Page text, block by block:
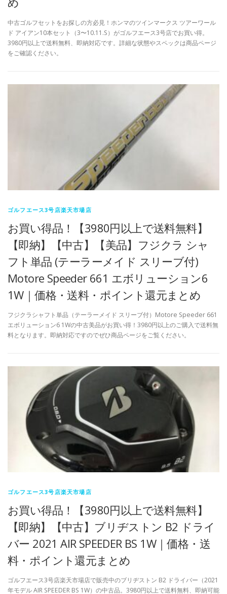
中古ゴルフセットをお探しの方必見！ホンマのツインマークス ツアーワール
ド アイアン10本セット（3〜10.11.S）がゴルフエース3号店でお買い得。
3980円以上で送料無料、即納対応です。詳細な状態やスペックは商品ページ
をご確認ください。
ゴルフエース3号店楽天市場店
お買い得品！【3980円以上で送料無料】
【即納】【中古】【美品】フジクラ シャ
フト単品 (テーラーメイド スリーブ付)
Motore Speeder 661 エボリューション6
1W｜価格・送料・ポイント還元まとめ
フジクラシャフト単品（テーラーメイド スリーブ付）Motore Speeder 661
エボリューション6 1Wの中古美品がお買い得！3980円以上のご購入で送料無
料となります。即納対応ですのでぜひ商品ページをご覧ください。
ゴルフエース3号店楽天市場店
お買い得品！【3980円以上で送料無料】
【即納】【中古】ブリヂストン B2 ドライ
バー 2021 AIR SPEEDER BS 1W｜価格・送
料・ポイント還元まとめ
ゴルフエース3号店楽天市場店で販売中のブリヂストン B2 ドライバー（2021
年モデル AIR SPEEDER BS 1W）の中古品。3980円以上で送料無料、即納可能